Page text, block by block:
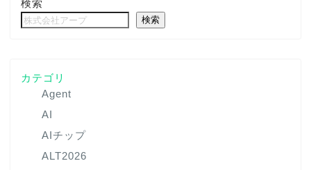
検索
検索
カテゴリ
Agent
AI
AIチップ
ALT2026